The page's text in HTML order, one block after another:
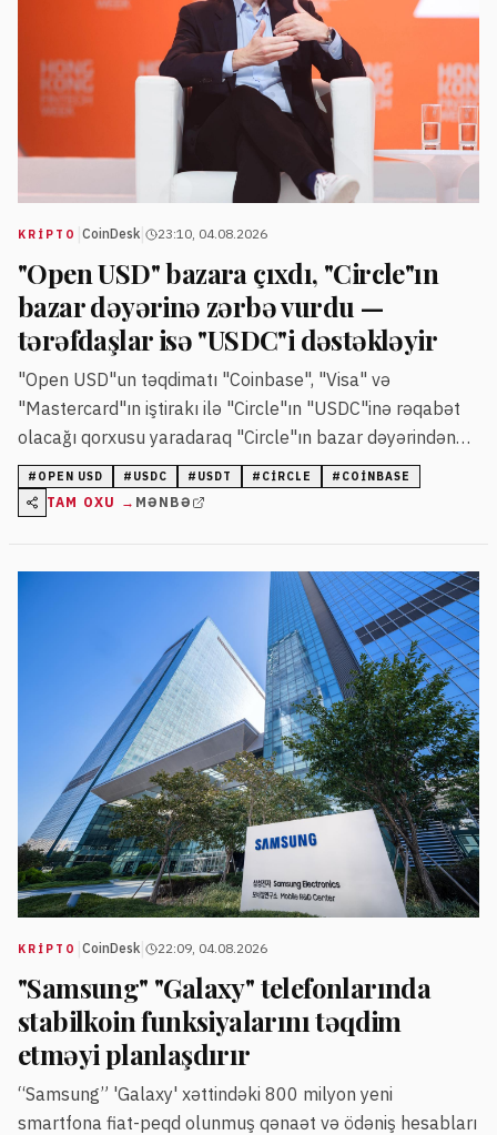
KRIPTO CoinDesk 23:10, 04.08.2026
"Open USD" bazara çıxdı, "Circle"ın
bazar dəyərinə zərbə vurdu —
tərəfdaşlar isə "USDC"i dəstəkləyir
"Open USD"un təqdimatı "Coinbase", "Visa" və
"Mastercard"ın iştirakı ilə "Circle"ın "USDC"inə rəqabət
olacağı qorxusu yaradaraq "Circle"ın bazar dəyərindən
milyardlarla dollar silindiyinə dair təşvişə səbəb olub.
Lakin bu şirkətlərin rəhbərləri layihəni "USDC"nin əvəzi
yox, əlavə şəbəkə kimi təqdim edərək çoxlu-stablecoin
# OPEN USD # USDC # USDT # CIRCLE # COINBASE
TAM OXU → MƏNBƏ
KRIPTO CoinDesk 22:09, 04.08.2026
"Samsung" "Galaxy" telefonlarında
stabilkoin funksiyalarını təqdim
etməyi planlaşdırır
“Samsung” 'Galaxy' xəttindəki 800 milyon yeni
smartfona fiat-peqd olunmuş qənaət və ödəniş hesabları